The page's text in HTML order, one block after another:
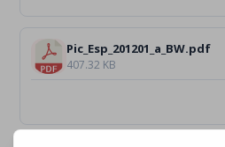
Pic_Esp_201201_a_BW.pdf
407.32 KB